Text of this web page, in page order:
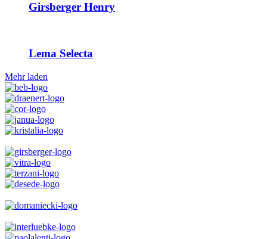
Girsberger Henry
Lema Selecta
Mehr laden